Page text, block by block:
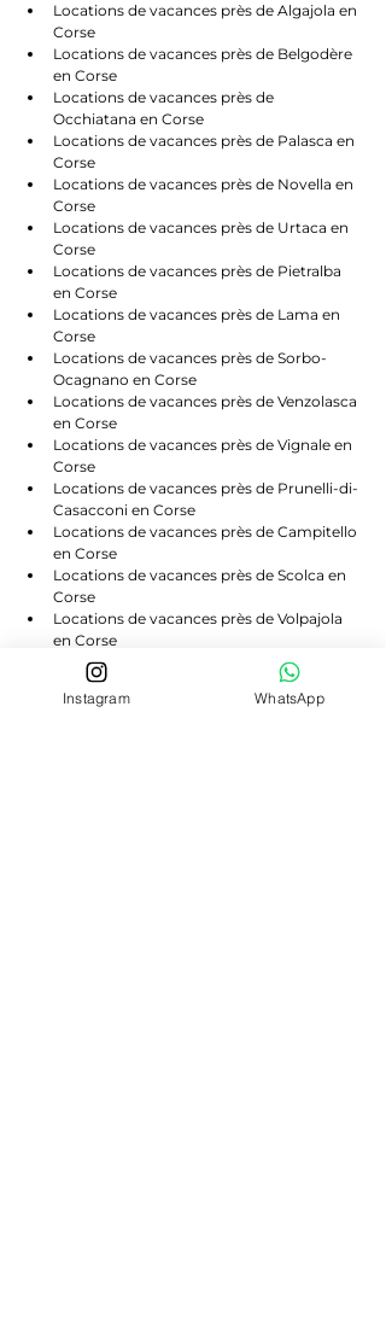
Locations de vacances près de Algajola en
Corse
Locations de vacances près de Belgodère
en Corse
Locations de vacances près de
Occhiatana en Corse
Locations de vacances près de Palasca en
Corse
Locations de vacances près de Novella en
Corse
Locations de vacances près de Urtaca en
Corse
Locations de vacances près de Pietralba
en Corse
Locations de vacances près de Lama en
Corse
Locations de vacances près de Sorbo-
Ocagnano en Corse
Locations de vacances près de Venzolasca
en Corse
Locations de vacances près de Vignale en
Corse
Locations de vacances près de Prunelli-di-
Casacconi en Corse
Locations de vacances près de Campitello
en Corse
Locations de vacances près de Scolca en
Corse
Locations de vacances près de Volpajola
en Corse
Locations de vacances près de Lento en
Corse
Locations de vacances près de Bigorno en
Instagram WhatsApp